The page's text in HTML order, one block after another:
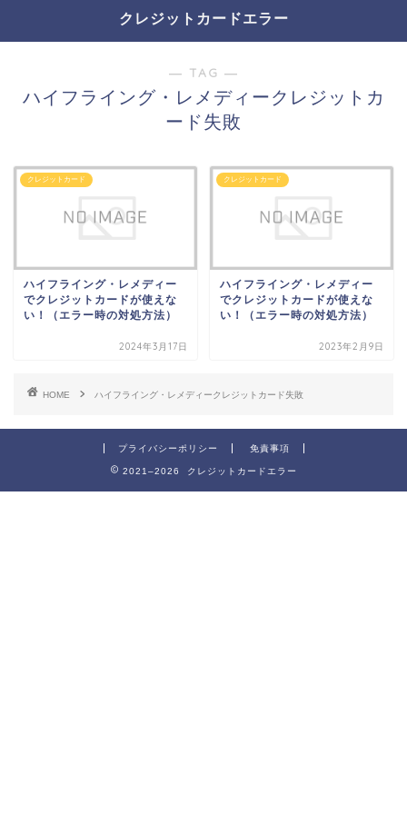
クレジットカードエラー
― TAG ―
ハイフライング・レメディークレジットカ
ード失敗
クレジットカード
ハイフライング・レメディー
でクレジットカードが使えな
い！（エラー時の対処方法）
2024年3月17日
クレジットカード
ハイフライング・レメディー
でクレジットカードが使えな
い！（エラー時の対処方法）
2023年2月9日
HOME ハイフライング・レメディークレジットカード失敗
プライバシーポリシー 免責事項
2021–2026 クレジットカードエラー